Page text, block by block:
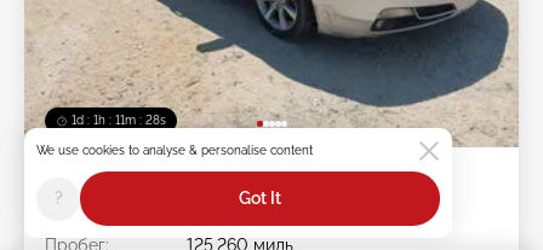
1d : 1h : 11m : 25s
2012 ACURA TL 3.5L
Лот #:
45******
Пробег:
125,260 миль
We use cookies to analyse & personalise content
? Got It